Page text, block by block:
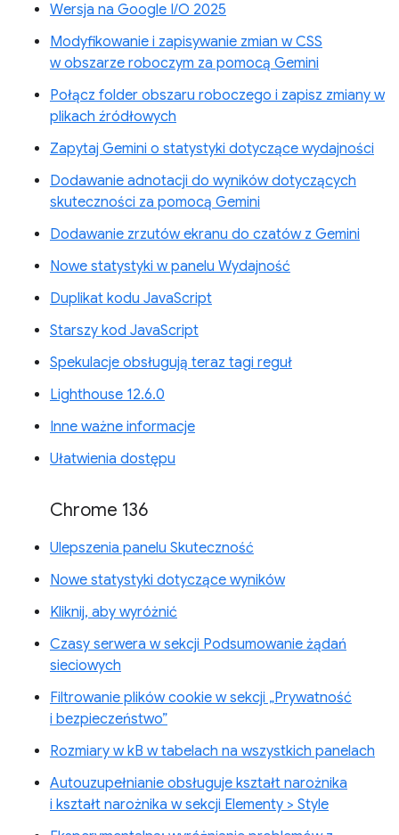
Wersja na Google I/O 2025
Modyfikowanie i zapisywanie zmian w CSS
w obszarze roboczym za pomocą Gemini
Połącz folder obszaru roboczego i zapisz zmiany w
plikach źródłowych
Zapytaj Gemini o statystyki dotyczące wydajności
Dodawanie adnotacji do wyników dotyczących
skuteczności za pomocą Gemini
Dodawanie zrzutów ekranu do czatów z Gemini
Nowe statystyki w panelu Wydajność
Duplikat kodu JavaScript
Starszy kod JavaScript
Spekulacje obsługują teraz tagi reguł
Lighthouse 12.6.0
Inne ważne informacje
Ułatwienia dostępu
Chrome 136
Ulepszenia panelu Skuteczność
Nowe statystyki dotyczące wyników
Kliknij, aby wyróżnić
Czasy serwera w sekcji Podsumowanie żądań
sieciowych
Filtrowanie plików cookie w sekcji „Prywatność
i bezpieczeństwo”
Rozmiary w kB w tabelach na wszystkich panelach
Autouzupełnianie obsługuje kształt narożnika
i kształt narożnika w sekcji Elementy > Style